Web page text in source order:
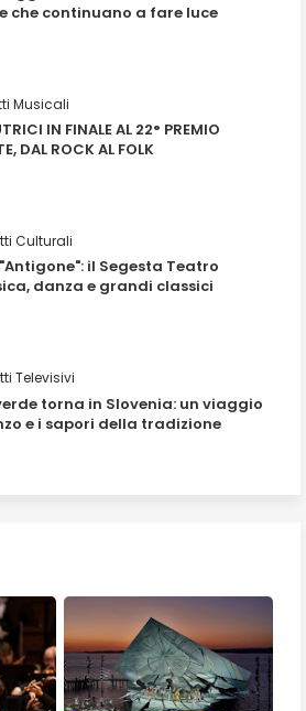
che continuano a fare luce
Musicali
IN FINALE AL 22° PREMIO
DAL ROCK AL FOLK
Culturali
il Segesta Teatro
danza e grandi classici
Televisivi
torna in Slovenia: un viaggio
e i sapori della tradizione